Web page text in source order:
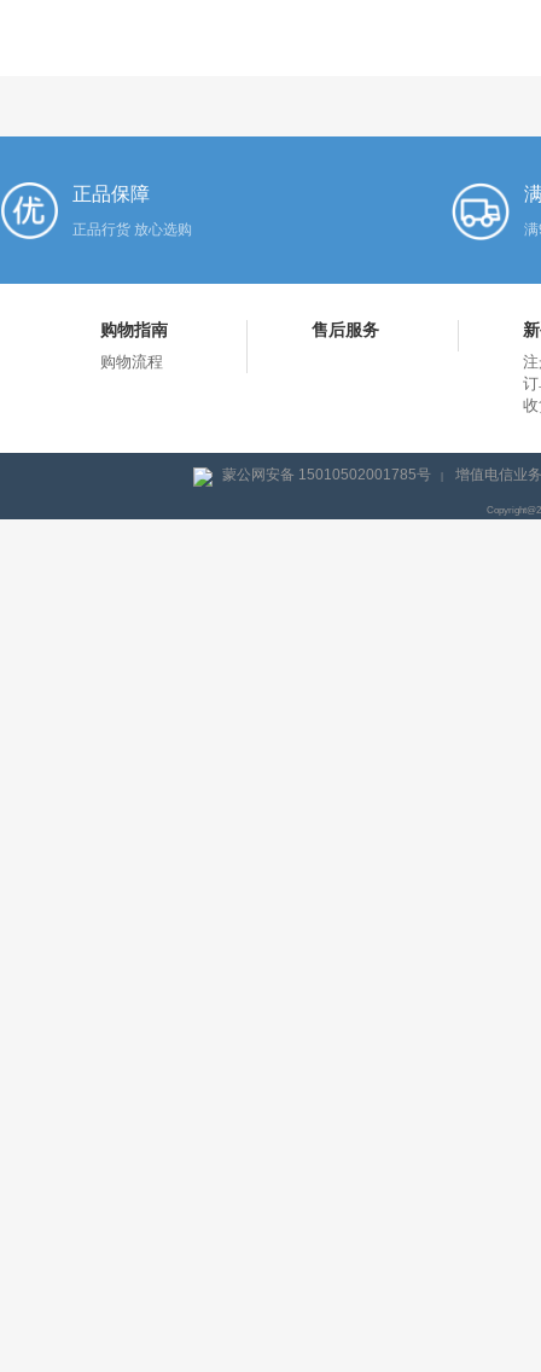
正品保障
正品行货 放心选购
购物指南
购物流程
售后服务
蒙公网安备 15010502001785号 | 增值电信业